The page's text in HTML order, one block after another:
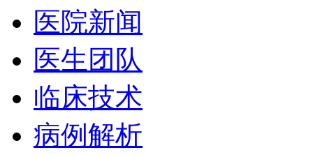
医院新闻
医生团队
临床技术
病例解析